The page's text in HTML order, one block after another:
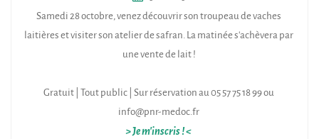
Samedi 28 octobre, venez découvrir son troupeau de vaches
laitières et visiter son atelier de safran. La matinée s’achèvera par
une vente de lait !
Gratuit | Tout public | Sur réservation au 05 57 75 18 99 ou
info@pnr-medoc.fr
> Je m'inscris ! <